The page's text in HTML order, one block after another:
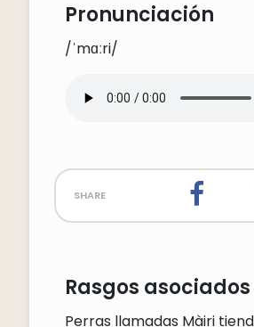
Pronunciación
/ˈmɑːri/
share
Rasgos
Perras llamadas Màiri